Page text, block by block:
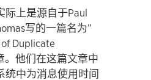
上是源自于Paul
写的一篇名为”
Duplicate
。他们在这篇文章中
统中为消息使用时间